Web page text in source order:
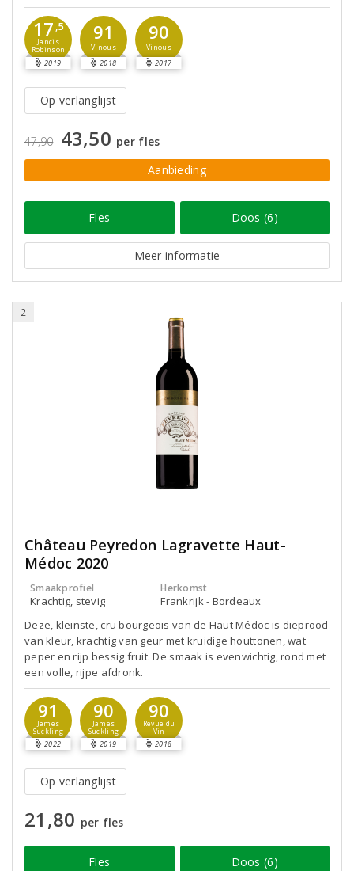
17,5
Jancis
Robinson
2019
91
Vinous
2018
90
Vinous
2017
Op verlanglijst
47,90 43,50 per fles
Aanbieding
Fles Doos (6)
Meer informatie
2
Château Peyredon Lagravette Haut-
Médoc 2020
Smaakprofiel
Krachtig, stevig
Herkomst
Frankrijk - Bordeaux
Deze, kleinste, cru bourgeois van de Haut Médoc is dieprood
van kleur, krachtig van geur met kruidige houttonen, wat
peper en rijp bessig fruit. De smaak is evenwichtig, rond met
een volle, rijpe afdronk.
91
James
Suckling
2022
90
James
Suckling
2019
90
Revue du
Vin
2018
Op verlanglijst
21,80 per fles
Fles Doos (6)